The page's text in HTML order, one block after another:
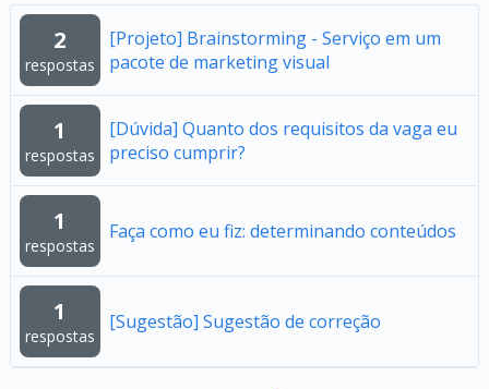
2
respostas
[Projeto] Brainstorming - Serviço em um
pacote de marketing visual
1
respostas
[Dúvida] Quanto dos requisitos da vaga eu
preciso cumprir?
1
respostas
Faça como eu fiz: determinando conteúdos
1
respostas
[Sugestão] Sugestão de correção